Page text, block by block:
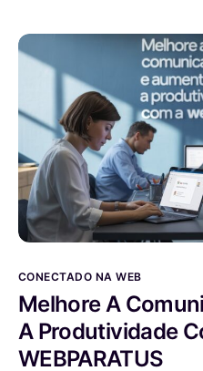
CONECTADO NA WEB
Melhore A
A Produtividade
WEBPARATUS